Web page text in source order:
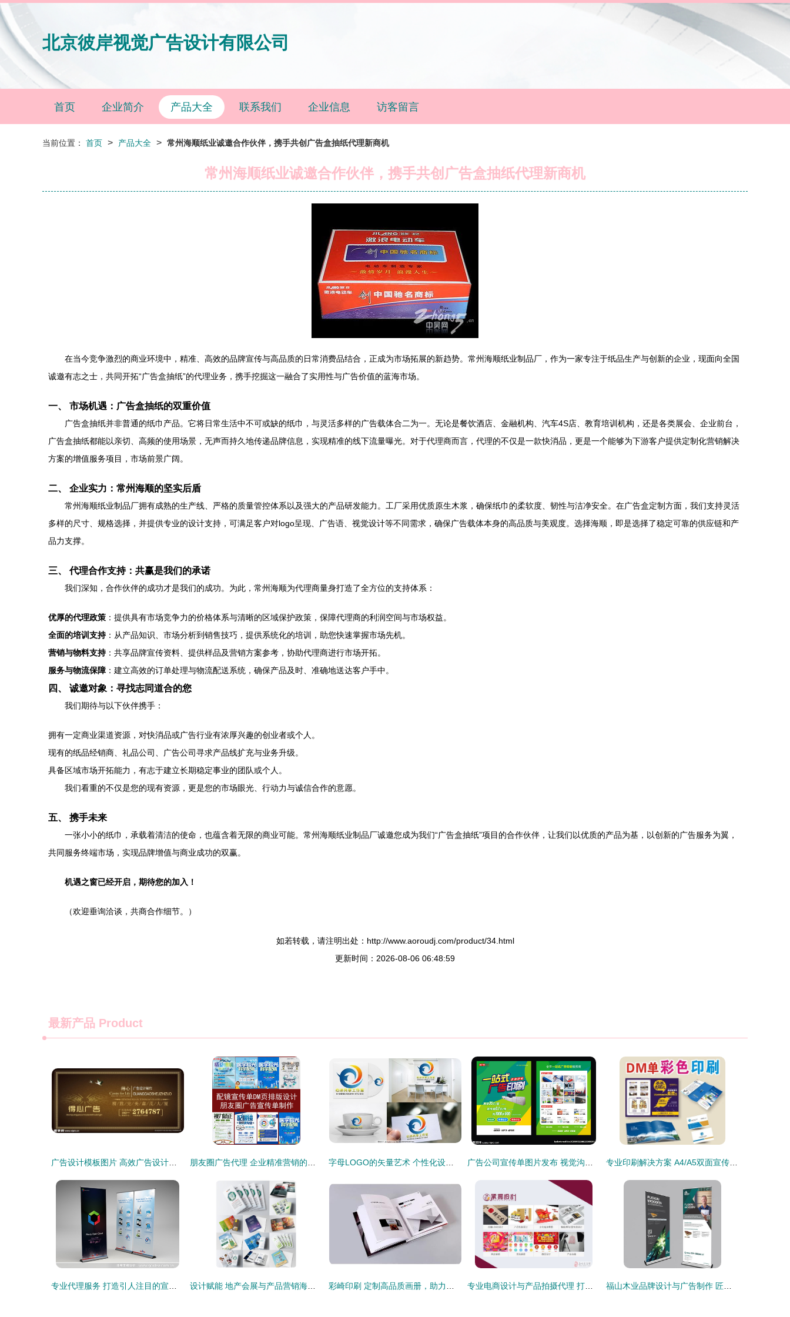
北京彼岸视觉广告设计有限公司
首页 企业简介 产品大全 联系我们 企业信息 访客留言
当前位置： 首页 > 产品大全 > 常州海顺纸业诚邀合作伙伴，携手共创广告盒抽纸代理新商机
常州海顺纸业诚邀合作伙伴，携手共创广告盒抽纸代理新商机
在当今竞争激烈的商业环境中，精准、高效的品牌宣传与高品质的日常消费品结合，正成为市场拓展的新趋势。常州海顺纸业制品厂，作为一家专注于纸品生产与创新的企业，现面向全国
诚邀有志之士，共同开拓“广告盒抽纸”的代理业务，携手挖掘这一融合了实用性与广告价值的蓝海市场。
一、 市场机遇：广告盒抽纸的双重价值
广告盒抽纸并非普通的纸巾产品。它将日常生活中不可或缺的纸巾，与灵活多样的广告载体合二为一。无论是餐饮酒店、金融机构、汽车4S店、教育培训机构，还是各类展会、企业前台，
广告盒抽纸都能以亲切、高频的使用场景，无声而持久地传递品牌信息，实现精准的线下流量曝光。对于代理商而言，代理的不仅是一款快消品，更是一个能够为下游客户提供定制化营销解决
方案的增值服务项目，市场前景广阔。
二、 企业实力：常州海顺的坚实后盾
常州海顺纸业制品厂拥有成熟的生产线、严格的质量管控体系以及强大的产品研发能力。工厂采用优质原生木浆，确保纸巾的柔软度、韧性与洁净安全。在广告盒定制方面，我们支持灵活
多样的尺寸、规格选择，并提供专业的设计支持，可满足客户对logo呈现、广告语、视觉设计等不同需求，确保广告载体本身的高品质与美观度。选择海顺，即是选择了稳定可靠的供应链和产
品力支撑。
三、 代理合作支持：共赢是我们的承诺
我们深知，合作伙伴的成功才是我们的成功。为此，常州海顺为代理商量身打造了全方位的支持体系：
优厚的代理政策 ：提供具有市场竞争力的价格体系与清晰的区域保护政策，保障代理商的利润空间与市场权益。
全面的培训支持：从产品知识、市场分析到销售技巧，提供系统化的培训，助您快速掌握市场先机。
营销与物料支持：共享品牌宣传资料、提供样品及营销方案参考，协助代理商进行市场开拓。
服务与物流保障 ：建立高效的订单处理与物流配送系统，确保产品及时、准确地送达客户手中。
四、 诚邀对象：寻找志同道合的您
我们期待与以下伙伴携手：
拥有一定商业渠道资源，对快消品或广告行业有浓厚兴趣的创业者或个人。
现有的纸品经销商、礼品公司、广告公司寻求产品线扩充与业务升级。
具备区域市场开拓能力，有志于建立长期稳定事业的团队或个人。
我们看重的不仅是您的现有资源，更是您的市场眼光、行动力与诚信合作的意愿。
五、 携手未来
一张小小的纸巾，承载着清洁的使命，也蕴含着无限的商业可能。常州海顺纸业制品厂诚邀您成为我们“广告盒抽纸”项目的合作伙伴，让我们以优质的产品为基，以创新的广告服务为翼，
共同服务终端市场，实现品牌增值与商业成功的双赢。
机遇之窗已经开启，期待您的加入！
（欢迎垂询洽谈，共商合作细节。）
如若转载，请注明出处：http://www.aoroudj.com/product/34.html
更新时间：2026-08-06 06:48:59
最新产品 Product